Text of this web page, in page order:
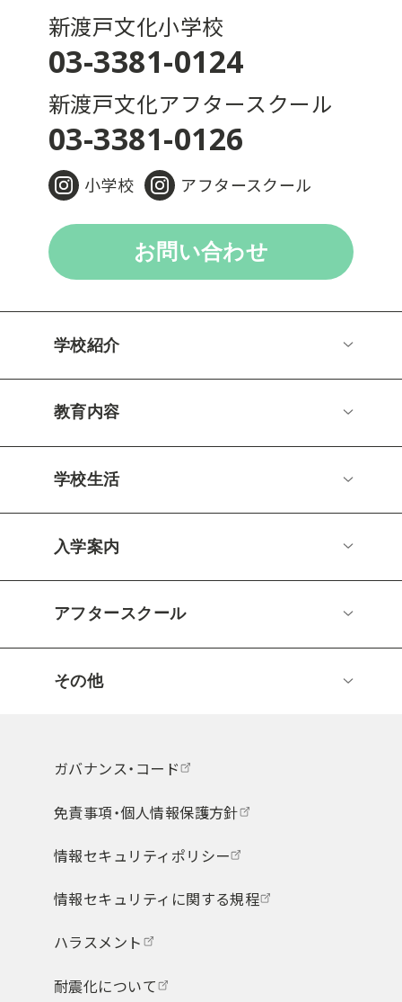
新渡戸文化小学校
03-3381-0124
新渡戸文化アフタースクール
03-3381-0126
小学校 アフタースクール
お問い合わせ
学校紹介
教育内容
学校生活
入学案内
アフタースクール
その他
ガバナンス・コード
免責事項・個人情報保護方針
情報セキュリティポリシー
情報セキュリティに関する規程
ハラスメント
耐震化について